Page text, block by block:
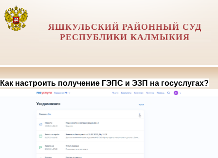
ЯШКУЛЬСКИЙ РАЙОННЫЙ СУД
РЕСПУБЛИКИ КАЛМЫКИЯ
Как настроить получение ГЭПС и ЭЗП на госуслугах?